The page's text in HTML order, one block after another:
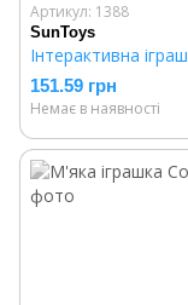
Артикул: 1388
SunToys
Інтерактивна
151.59 грн
Немає в наявності